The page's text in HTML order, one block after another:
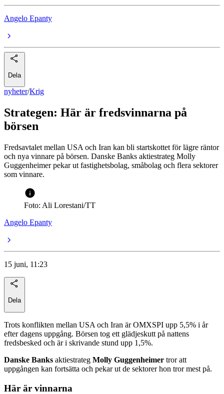
Angelo Epanty
Dela
nyheter/Krig
Strategen: Här är fredsvinnarna på
börsen
Fredsavtalet mellan USA och Iran kan bli startskottet för lägre räntor
och nya vinnare på börsen. Danske Banks aktiestrateg Molly
Guggenheimer pekar ut fastighetsbolag, småbolag och flera sektorer
som vinnare.
Foto: Ali Lorestani/TT
Angelo Epanty
15 juni, 11:23
Dela
Trots konflikten mellan USA och Iran är OMXSPI upp 5,5% i år
efter dagens uppgång. Börsen tog ett glädjeskutt på nattens
fredsbesked och är i skrivande stund upp 1,5%.
Danske Banks aktiestrateg Molly Guggenheimer tror att
uppgången kan fortsätta och pekar ut de sektorer hon tror mest på.
Här är vinnarna